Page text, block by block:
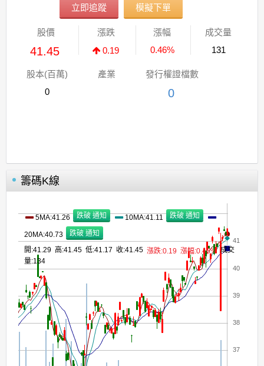
立即追蹤 模擬下單
股價
41.45
漲跌
0.19
漲幅
0.46%
成交量
131
股本(百萬)
0
產業 發行權證檔數
0
籌碼K線
38
40
37
39
41
5MA:41.26 10MA:41.11
20MA:40.73
開:41.29 高:41.45 低:41.17 收:41.45 漲跌:0.19 漲幅:0.46%成交
量:134